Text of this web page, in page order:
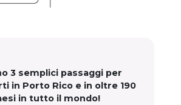
3 semplici passaggi per
in Porto Rico e in oltre 190
in tutto il mondo!